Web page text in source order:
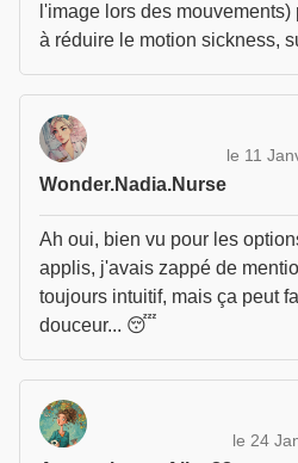
l'image lors des
à réduire le motion sickness,
Wonder.Nadia.Nurse
le 11
Ah oui, bien vu pour les
applis, j'avais zappé de
toujours intuitif, mais ça peut
douceur... 😴
le 24